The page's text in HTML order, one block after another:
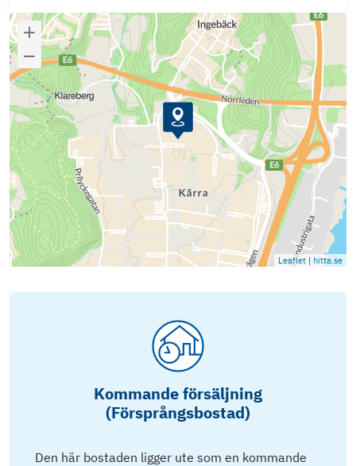
Leaflet | hitta.se
Kommande försäljning
(Försprångsbostad)
Den här bostaden ligger ute som en kommande